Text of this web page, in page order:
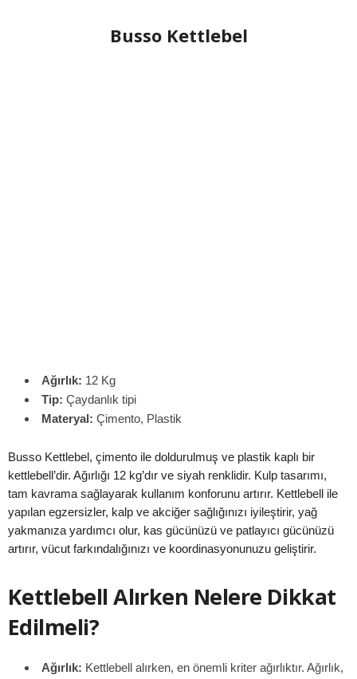
Busso Kettlebel
Ağırlık: 12 Kg
Tip: Çaydanlık tipi
Materyal: Çimento, Plastik
Busso Kettlebel, çimento ile doldurulmuş ve plastik kaplı bir
kettlebell’dir. Ağırlığı 12 kg’dır ve siyah renklidir. Kulp tasarımı,
tam kavrama sağlayarak kullanım konforunu artırır. Kettlebell ile
yapılan egzersizler, kalp ve akciğer sağlığınızı iyileştirir, yağ
yakmanıza yardımcı olur, kas gücünüzü ve patlayıcı gücünüzü
artırır, vücut farkındalığınızı ve koordinasyonunuzu geliştirir.
Kettlebell Alırken Nelere Dikkat
Edilmeli?
Ağırlık: Kettlebell alırken, en önemli kriter ağırlıktır. Ağırlık,